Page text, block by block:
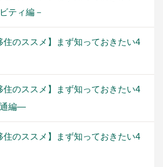
ティ編－
住のススメ】まず知っておきたい4
住のススメ】まず知っておきたい4
編―
住のススメ】まず知っておきたい4